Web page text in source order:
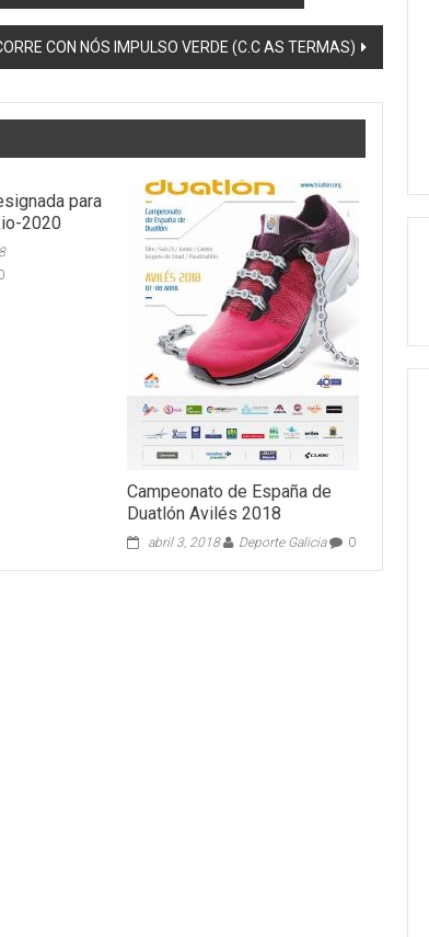
CON NÓS IMPULSO VERDE (C.C AS TERMAS)
para
2020
Campeonato de España de
Duatlón Avilés 2018
abril 3, 2018 Deporte Galicia 0